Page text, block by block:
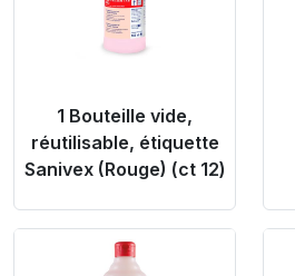
1 Bouteille vide,
réutilisable, étiquette
Sanivex (Rouge) (ct 12)
Product Link